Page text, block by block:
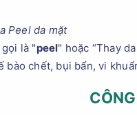
Peel da mặt
là "peel" hoặc “Thay
bào chết, bụi bẩn, vi